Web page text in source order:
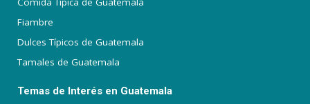
Fiambre
Dulces Típicos de Guatemala
Tamales de Guatemala
Temas de Interés en Guatemala